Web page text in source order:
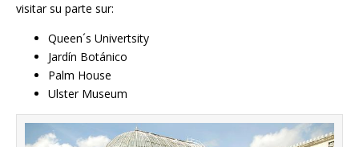
visitar su parte sur:
Queen´s Univertsity
Jardín Botánico
Palm House
Ulster Museum